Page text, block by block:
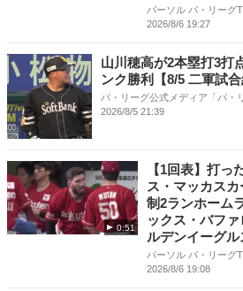
パーソル パ・リーグ
2026/8/6 19:27
山川穂高が2本塁打3
ンク勝利【8/5 二軍試合
パ・リーグ公式メディア「パ・
2026/8/5 21:39
0:51
【1回表】打っ
ス・マッカス
制2ランホーム
ックス・バフ
ルデンイーグル
パーソル パ・リーグ
2026/8/6 19:08